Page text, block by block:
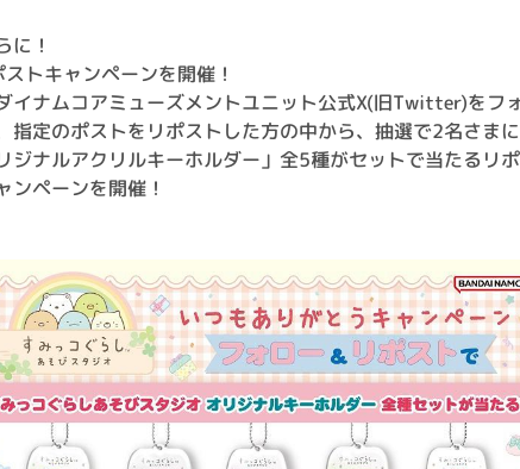
に！
ストキャンペーンを開催！
イナムコアミューズメントユニット公式X(旧Twitter)をフ
指定のポストをリポストした方の中から、抽選で2名さまに
ジナルアクリルキーホルダー」全5種がセットで当たるリ
ンペーンを開催！